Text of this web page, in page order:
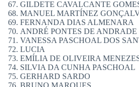
GILDETE CAVALCANTE
MANUEL MARTÍNEZ
FERNANDA DIAS ALMENARA
ANDRÉ PONTES DE ANDRADE
VANESSA PASCHOAL DOS
LUCIA
EMÍLIA DE OLIVEIRA
SILVIA DA CUNHA PASCHOAL
GERHARD SARDO
BRUNO MARQUES